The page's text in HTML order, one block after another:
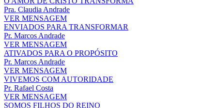
Pra. Claudia Andrade
VER MENSAGEM
ENVIADOS PARA TRANSFORMAR
Pr. Marcos Andrade
VER MENSAGEM
ATIVADOS PARA O PROPÓSITO
Pr. Marcos Andrade
VER MENSAGEM
VIVEMOS COM AUTORIDADE
Pr. Rafael Costa
VER MENSAGEM
SOMOS FILHOS DO REINO